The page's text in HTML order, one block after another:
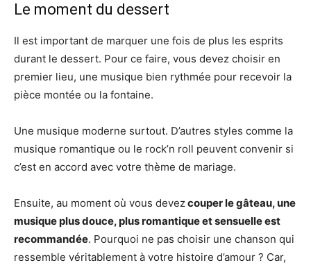
Le moment du dessert
Il est important de marquer une fois de plus les esprits
durant le dessert. Pour ce faire, vous devez choisir en
premier lieu, une musique bien rythmée pour recevoir la
pièce montée ou la fontaine.
Une musique moderne surtout. D’autres styles comme la
musique romantique ou le rock’n roll peuvent convenir si
c’est en accord avec votre thème de mariage.
Ensuite, au moment où vous devezcouper le gâteau, une
musique plus douce, plus romantique et sensuelle est
recommandée. Pourquoi ne pas choisir une chanson qui
ressemble véritablement à votre histoire d’amour ? Car,